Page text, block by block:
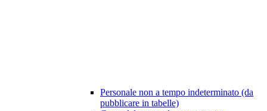
Personale non a tempo indeterminato (da
pubblicare in tabelle)